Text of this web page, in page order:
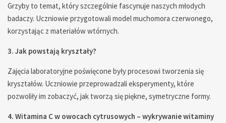
Grzyby to temat, który szczególnie fascynuje naszych młodych
badaczy. Uczniowie przygotowali model muchomora czerwonego,
korzystając z materiałów wtórnych.
3. Jak powstają kryształy?
Zajęcia laboratoryjne poświęcone były procesowi tworzenia się
kryształów. Uczniowie przeprowadzali eksperymenty, które
pozwoliły im zobaczyć, jak tworzą się piękne, symetryczne formy.
4. Witamina C w owocach cytrusowych – wykrywanie witaminy